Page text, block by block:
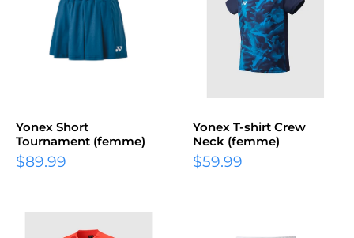
Yonex Short
Tournament (femme)
$89.99
Yonex T-shirt Crew
Neck (femme)
$59.99